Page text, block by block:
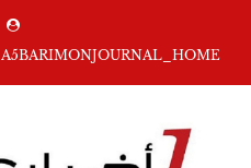
A5BARIMONJOURNAL_HOME